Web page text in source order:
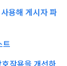
용해 게시자 파
트